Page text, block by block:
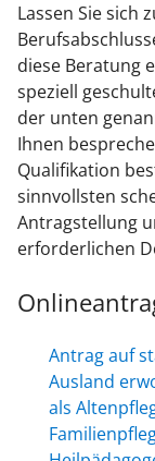
Lassen Sie sich
diese Beratung
speziell
der unten
Ihnen
Qualifikation
sinnvollsten
Antragstellung
erforderlichen
Antrag auf
Ausland
als